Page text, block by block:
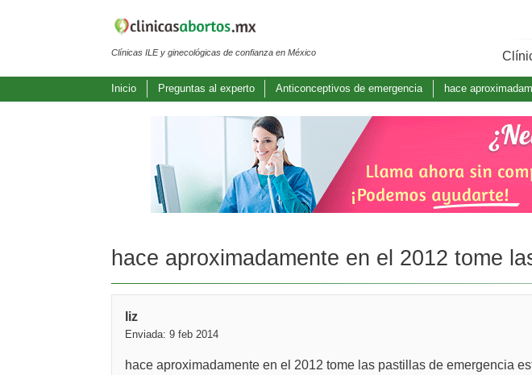
Clínicas ILE y ginecológicas de confianza en México
Inicio Preguntas al experto Anticonceptivos de emergencia hace
hace aproximadamente en el 2012 tome
liz
Enviada: 9 feb 2014
hace aproximadamente en el 2012 tome las pastillas de emergencia